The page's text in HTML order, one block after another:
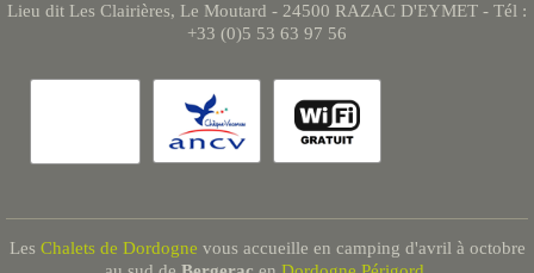
Lieu dit Les Clairières, Le Moutard - 24500 RAZAC D'EYMET - Tél :
+33 (0)5 53 63 97 56
Les Chalets de Dordogne vous accueille en camping d'avril à octobre